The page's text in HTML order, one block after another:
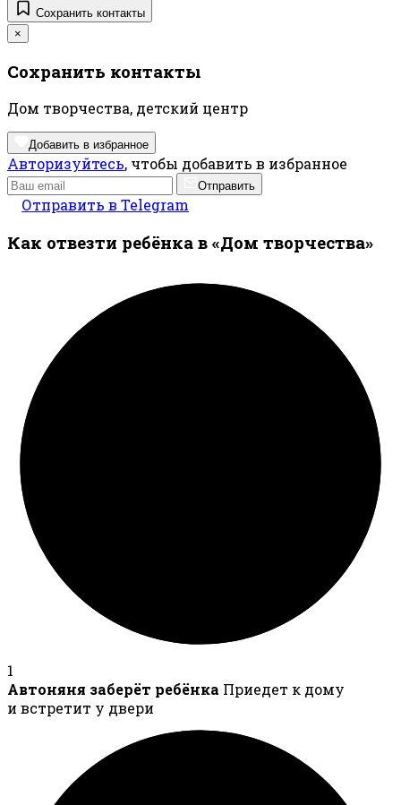
Сохранить контакты
×
Сохранить контакты
Дом творчества, детский центр
Добавить в избранное
Авторизуйтесь, чтобы добавить в избранное
Отправить
Отправить в Telegram
Как отвезти ребёнка в «Дом творчества»
1
Автоняня заберёт ребёнка Приедет к дому
и встретит у двери